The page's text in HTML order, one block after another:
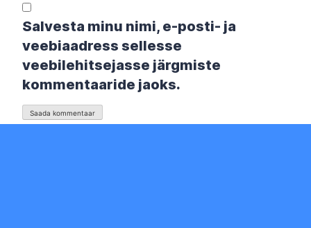
Salvesta minu nimi, e-posti- ja
veebiaadress sellesse
veebilehitsejasse järgmiste
kommentaaride jaoks.